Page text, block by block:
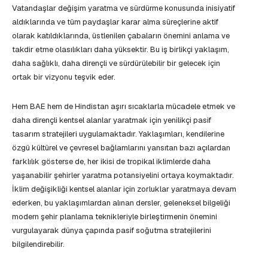
Vatandaşlar değişim yaratma ve sürdürme konusunda inisiyatif
aldıklarında ve tüm paydaşlar karar alma süreçlerine aktif
olarak katıldıklarında, üstlenilen çabaların önemini anlama ve
takdir etme olasılıkları daha yüksektir. Bu iş birlikçi yaklaşım,
daha sağlıklı, daha dirençli ve sürdürülebilir bir gelecek için
ortak bir vizyonu teşvik eder.
Hem BAE hem de Hindistan aşırı sıcaklarla mücadele etmek ve
daha dirençli kentsel alanlar yaratmak için yenilikçi pasif
tasarım stratejileri uygulamaktadır. Yaklaşımları, kendilerine
özgü kültürel ve çevresel bağlamlarını yansıtan bazı açılardan
farklılık gösterse de, her ikisi de tropikal iklimlerde daha
yaşanabilir şehirler yaratma potansiyelini ortaya koymaktadır.
İklim değişikliği kentsel alanlar için zorluklar yaratmaya devam
ederken, bu yaklaşımlardan alınan dersler, geleneksel bilgeliği
modern şehir planlama teknikleriyle birleştirmenin önemini
vurgulayarak dünya çapında pasif soğutma stratejilerini
bilgilendirebilir.